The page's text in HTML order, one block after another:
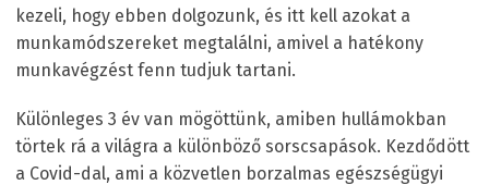
kezeli, hogy ebben dolgozunk, és itt kell azokat a
munkamódszereket megtalálni, amivel a hatékony
munkavégzést fenn tudjuk tartani.
Különleges 3 év van mögöttünk, amiben hullámokban
törtek rá a világra a különböző sorscsapások. Kezdődött
a Covid-dal, ami a közvetlen borzalmas egészségügyi